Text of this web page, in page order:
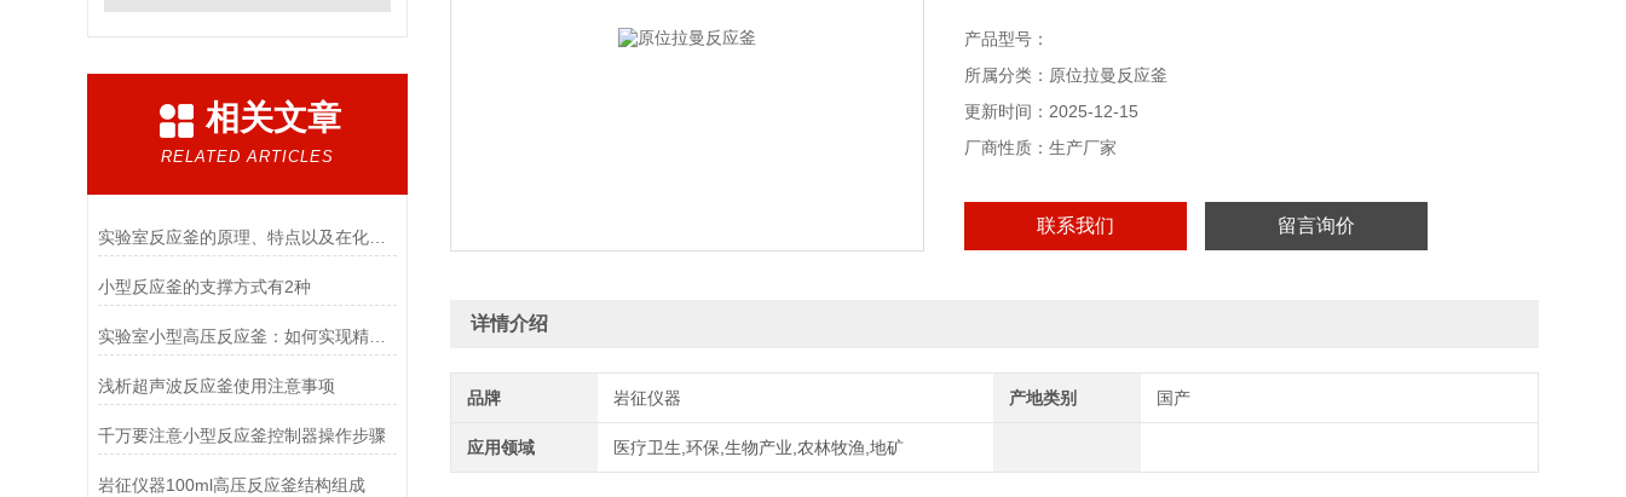
相关文章
RELATED ARTICLES
实验室反应釜的原理、特点以及在化学研究中的重要作用
小型反应釜的支撑方式有2种
实验室小型高压反应釜：如何实现精准控温与压力的“微观操控”
浅析超声波反应釜使用注意事项
千万要注意小型反应釜控制器操作步骤
岩征仪器100ml高压反应釜结构组成
产品型号：
所属分类：原位拉曼反应釜
更新时间：2025-12-15
厂商性质：生产厂家
联系我们 留言询价
详情介绍
品牌 岩征仪器 产地类别 国产
应用领域 医疗卫生,环保,生物产业,农林牧渔,地矿